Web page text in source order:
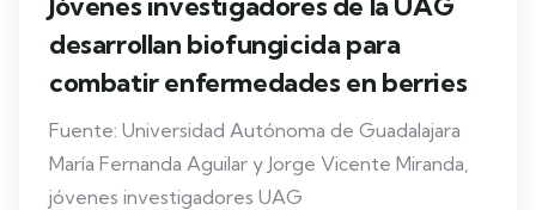
desarrollan biofungicida para
combatir enfermedades en berries
Fuente: Universidad Autónoma de Guadalajara
María Fernanda Aguilar y Jorge Vicente Miranda,
jóvenes investigadores UAG